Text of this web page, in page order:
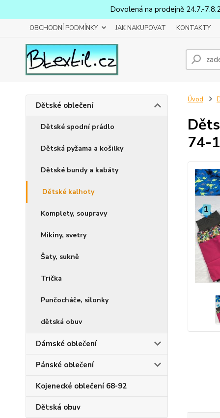
Dovolená na prodejně 24.7.-
OBCHODNÍ PODMÍNKY JAK NAKUPOVAT KONTAKTY
Dětské oblečení
Dětské spodní prádlo
Dětská pyžama a košilky
Dětské bundy a kabáty
Dětské kalhoty
Komplety, soupravy
Mikiny, svetry
Šaty, sukně
Trička
Punčocháče, silonky
dětská obuv
Dámské oblečení
Pánské oblečení
Kojenecké oblečení 68-92
Dětská obuv
Úvod
74-